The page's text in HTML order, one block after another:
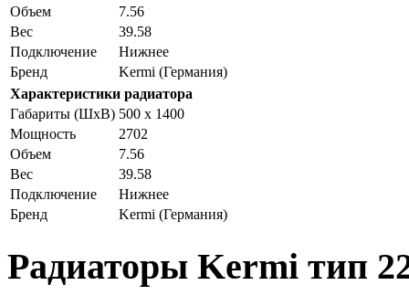
Объем
7.56
Вес
39.58
Подключение
Нижнее
Бренд
Kermi (Германия)
Характеристики радиатора
Габариты (ШxВ) 500 x 1400
Мощность
2702
Объем
7.56
Вес
39.58
Подключение
Нижнее
Бренд
Kermi (Германия)
Радиаторы Kermi тип